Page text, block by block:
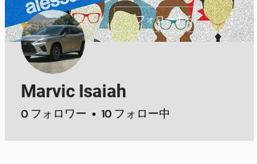
フォローする
その
Marvic Isaiah
0 フォロワー 10 フォロー中